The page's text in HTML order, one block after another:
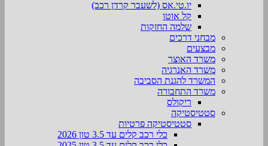
יו.טי.אס (לשעבר קרדן רכב)
קל אוטו
שלמה החזקות
מבחני דרכים
מבצעים
משרד האוצר
משרד האנרגיה
המשרד להגנת הסביבה
משרד התחבורה
ריקולס
סטטיסטיקה
סטטיסטיקה פרטיות
כלי רכב קלים עד 3.5 טון 2026